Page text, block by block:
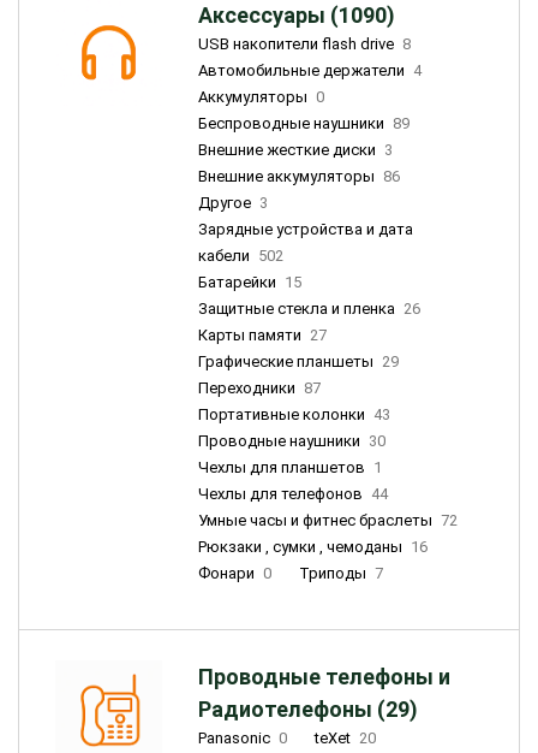
Аксессуары (1090)
USB накопители flash drive 8
Автомобильные держатели 4
Аккумуляторы 0
Беспроводные наушники 89
Внешние жесткие диски 3
Внешние аккумуляторы 86
Другое 3
Зарядные устройства и дата
кабели 502
Батарейки 15
Защитные стекла и пленка 26
Карты памяти 27
Графические планшеты 29
Переходники 87
Портативные колонки 43
Проводные наушники 30
Чехлы для планшетов 1
Чехлы для телефонов 44
Умные часы и фитнес браслеты 72
Рюкзаки , сумки , чемоданы 16
Фонари 0 Триподы 7
Проводные телефоны и
Радиотелефоны (29)
Panasonic 0 teXet 20